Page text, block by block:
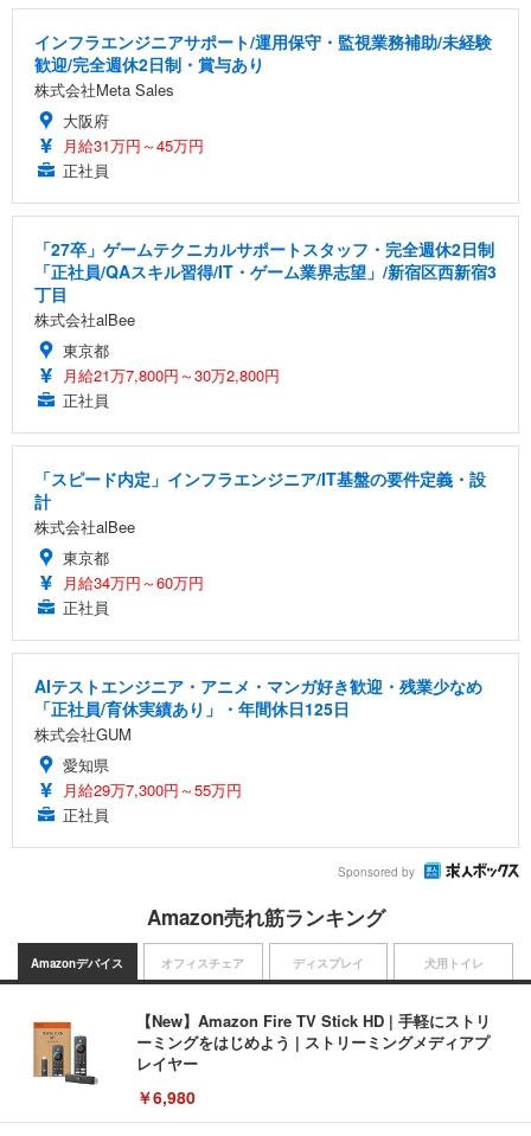
インフラエンジニアサポート/運用保守・監視業務補助/未経験
歓迎/完全週休2日制・賞与あり
株式会社Meta Sales
大阪府
月給31万円～45万円
正社員
「27卒」ゲームテクニカルサポートスタッフ・完全週休2日制
「正社員/QAスキル習得/IT・ゲーム業界志望」/新宿区西新宿3
丁目
株式会社alBee
東京都
月給21万7,800円～30万2,800円
正社員
「スピード内定」インフラエンジニア/IT基盤の要件定義・設
計
株式会社alBee
東京都
月給34万円～60万円
正社員
AIテストエンジニア・アニメ・マンガ好き歓迎・残業少なめ
「正社員/育休実績あり」・年間休日125日
株式会社GUM
愛知県
月給29万7,300円～55万円
正社員
Sponsored by
Amazon売れ筋ランキング
Amazonデバイス
【New】Amazon Fire TV Stick HD | 手軽にストリ
ーミングをはじめよう | ストリーミングメディアプ
レイヤー
￥6,980
オフィスチェア ディスプレイ 犬用トイレ